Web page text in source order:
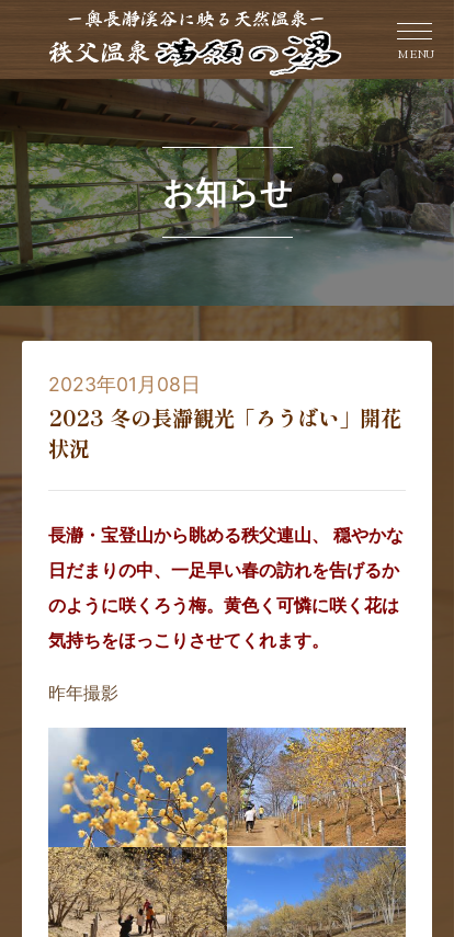
MENU
お知らせ
2023年01月08日
2023 冬の長瀞観光「ろうばい」開花
状況
長瀞・宝登山から眺める秩父連山、 穏やかな
日だまりの中、一足早い春の訪れを告げるか
のように咲くろう梅。黄色く可憐に咲く花は
気持ちをほっこりさせてくれます。
昨年撮影